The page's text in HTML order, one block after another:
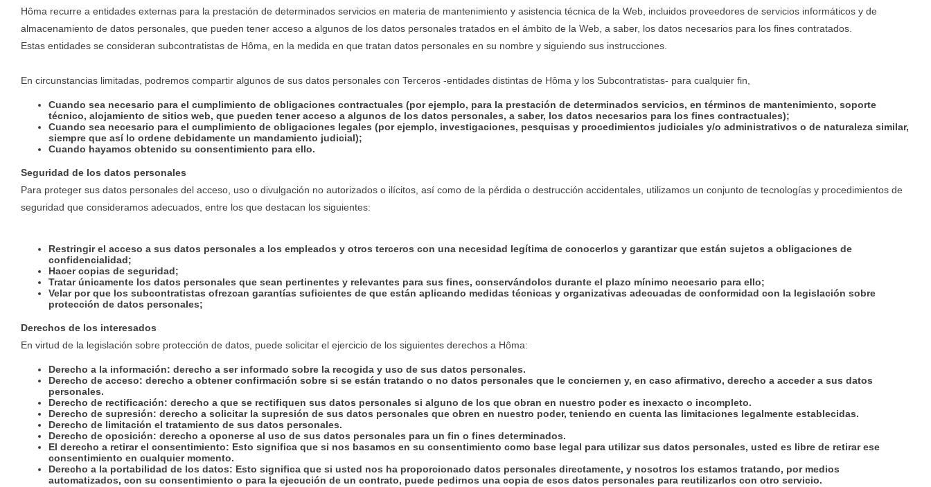
Hôma recurre a entidades externas para la prestación de determinados servicios en materia de mantenimiento y asistencia técnica de la Web, incluidos proveedores de servicios informáticos y de
almacenamiento de datos personales, que pueden tener acceso a algunos de los datos personales tratados en el ámbito de la Web, a saber, los datos necesarios para los fines contratados.
Estas entidades se consideran subcontratistas de Hôma, en la medida en que tratan datos personales en su nombre y siguiendo sus instrucciones.
En circunstancias limitadas, podremos compartir algunos de sus datos personales con Terceros -entidades distintas de Hôma y los Subcontratistas- para cualquier fin,
Cuando sea necesario para el cumplimiento de obligaciones contractuales (por ejemplo, para la prestación de determinados servicios, en términos de mantenimiento, soporte
técnico, alojamiento de sitios web, que pueden tener acceso a algunos de los datos personales, a saber, los datos necesarios para los fines contractuales);
Cuando sea necesario para el cumplimiento de obligaciones legales (por ejemplo, investigaciones, pesquisas y procedimientos judiciales y/o administrativos o de naturaleza similar,
siempre que así lo ordene debidamente un mandamiento judicial);
Cuando hayamos obtenido su consentimiento para ello.
Seguridad de los datos personales
Para proteger sus datos personales del acceso, uso o divulgación no autorizados o ilícitos, así como de la pérdida o destrucción accidentales, utilizamos un conjunto de tecnologías y procedimientos de
seguridad que consideramos adecuados, entre los que destacan los siguientes:
Restringir el acceso a sus datos personales a los empleados y otros terceros con una necesidad legítima de conocerlos y garantizar que están sujetos a obligaciones de
confidencialidad;
Hacer copias de seguridad;
Tratar únicamente los datos personales que sean pertinentes y relevantes para sus fines, conservándolos durante el plazo mínimo necesario para ello;
Velar por que los subcontratistas ofrezcan garantías suficientes de que están aplicando medidas técnicas y organizativas adecuadas de conformidad con la legislación sobre
protección de datos personales;
Derechos de los interesados
En virtud de la legislación sobre protección de datos, puede solicitar el ejercicio de los siguientes derechos a Hôma:
Derecho a la información: derecho a ser informado sobre la recogida y uso de sus datos personales.
Derecho de acceso: derecho a obtener confirmación sobre si se están tratando o no datos personales que le conciernen y, en caso afirmativo, derecho a acceder a sus datos
personales.
Derecho de rectificación: derecho a que se rectifiquen sus datos personales si alguno de los que obran en nuestro poder es inexacto o incompleto.
Derecho de supresión: derecho a solicitar la supresión de sus datos personales que obren en nuestro poder, teniendo en cuenta las limitaciones legalmente establecidas.
Derecho de limitación el tratamiento de sus datos personales.
Derecho de oposición: derecho a oponerse al uso de sus datos personales para un fin o fines determinados.
El derecho a retirar el consentimiento: Esto significa que si nos basamos en su consentimiento como base legal para utilizar sus datos personales, usted es libre de retirar ese
consentimiento en cualquier momento.
Derecho a la portabilidad de los datos: Esto significa que si usted nos ha proporcionado datos personales directamente, y nosotros los estamos tratando, por medios
automatizados, con su consentimiento o para la ejecución de un contrato, puede pedirnos una copia de esos datos personales para reutilizarlos con otro servicio.